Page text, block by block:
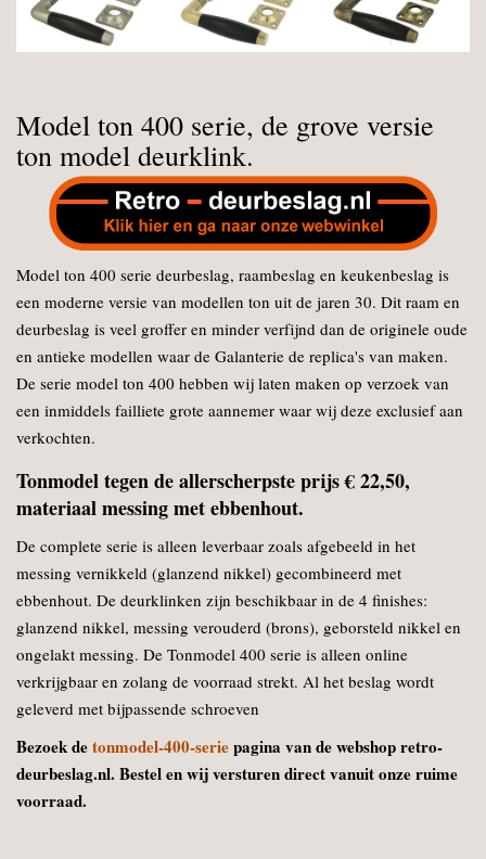
Model ton 400 serie, de grove versie
ton model deurklink.
Model ton 400 serie deurbeslag, raambeslag en keukenbeslag is
een moderne versie van modellen ton uit de jaren 30. Dit raam en
deurbeslag is veel groffer en minder verfijnd dan de originele oude
en antieke modellen waar de Galanterie de replica's van maken.
De serie model ton 400 hebben wij laten maken op verzoek van
een inmiddels failliete grote aannemer waar wij deze exclusief aan
verkochten.
Tonmodel tegen de allerscherpste prijs € 22,50,
materiaal messing met ebbenhout.
De complete serie is alleen leverbaar zoals afgebeeld in het
messing vernikkeld (glanzend nikkel) gecombineerd met
ebbenhout. De deurklinken zijn beschikbaar in de 4 finishes:
glanzend nikkel, messing verouderd (brons), geborsteld nikkel en
ongelakt messing. De Tonmodel 400 serie is alleen online
verkrijgbaar en zolang de voorraad strekt. Al het beslag wordt
geleverd met bijpassende schroeven
Bezoek detonmodel-400-seriepagina van de webshop retro-
deurbeslag.nl. Bestel en wij versturen direct vanuit onze ruime
voorraad.